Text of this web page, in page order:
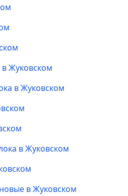
Жуковском
в Жуковском
в Жуковском
в Жуковском